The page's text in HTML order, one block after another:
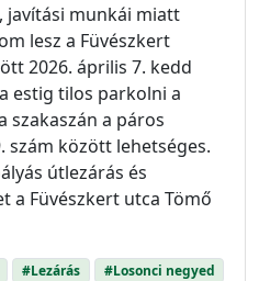
javítási munkái miatt
lesz a Füvészkert
2026. április 7. kedd
estig tilos parkolni a
szakaszán a páros
szám között lehetséges.
útlezárás és
a Füvészkert utca Tömő
#Lezárás
#Losonci negyed